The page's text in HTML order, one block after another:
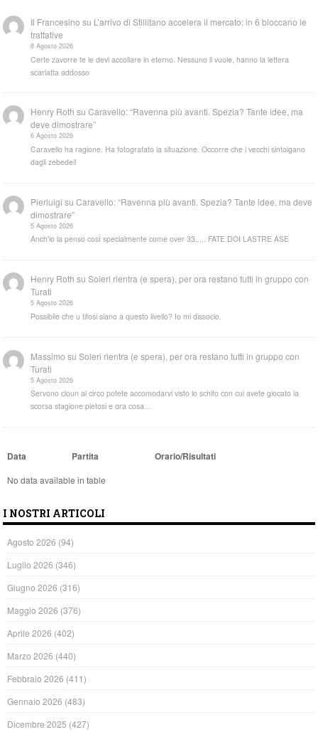
Il Francesino su L’arrivo di Stillitano accelera il mercato: in 6 bloccano le
trattative
8 Agosto 2026
Certe zavorre te le devi accollare in eterno. Nessuno li vuole, hanno la lettera
scarlatta addosso
Henry Roth suCaravello: “Ravenna più avanti. Spezia? Tante idee, ma
deve dimostrare”
6 Agosto 2026
Caravello ha ragione. Ha fotografato la situazione. Occorre che i vecchi sintolgano
dagli zebedei!
Pierluigi suCaravello: “Ravenna più avanti. Spezia? Tante idee, ma deve
dimostrare”
5 Agosto 2026
Anch'io la penso così specialmente come over 33..... FATE DOI LASTRE ASE
Henry Roth suSoleri rientra (e spera), per ora restano tutti in gruppo con
Turati
5 Agosto 2026
Possibile che u tifosi siano a questo livello? Io mi dissocio.
Massimo suSoleri rientra (e spera), per ora restano tutti in gruppo con
Turati
5 Agosto 2026
Servono cloun al circo potete accomodarvi visto lo schifo con cui avete giocato la
scorsa stagione pietosi e ora cosa…
Data Partita Orario/Risultati
No data available in table
I NOSTRI ARTICOLI
Agosto 2026 (94)
Luglio 2026 (346)
Giugno 2026 (316)
Maggio 2026 (376)
Aprile 2026 (402)
Marzo 2026 (440)
Febbraio 2026 (411)
Gennaio 2026 (483)
Dicembre 2025 (427)